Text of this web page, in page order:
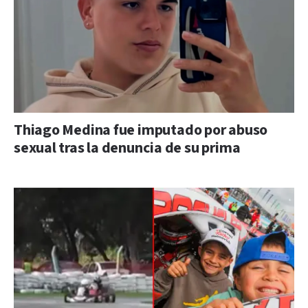
Thiago Medina fue imputado por abuso
sexual tras la denuncia de su prima